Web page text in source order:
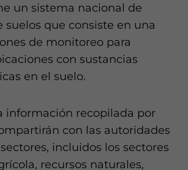
un sistema nacional de
suelos que consiste en una
de monitoreo para
con sustancias
en el suelo.
información recopilada por
con las autoridades
incluidos los sectores
recursos naturales,